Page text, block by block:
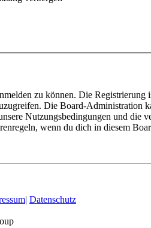
zu können. Die
Die Board-Administration
Nutzungsbedingungen und die
wenn du dich in diesem
| Datenschutz